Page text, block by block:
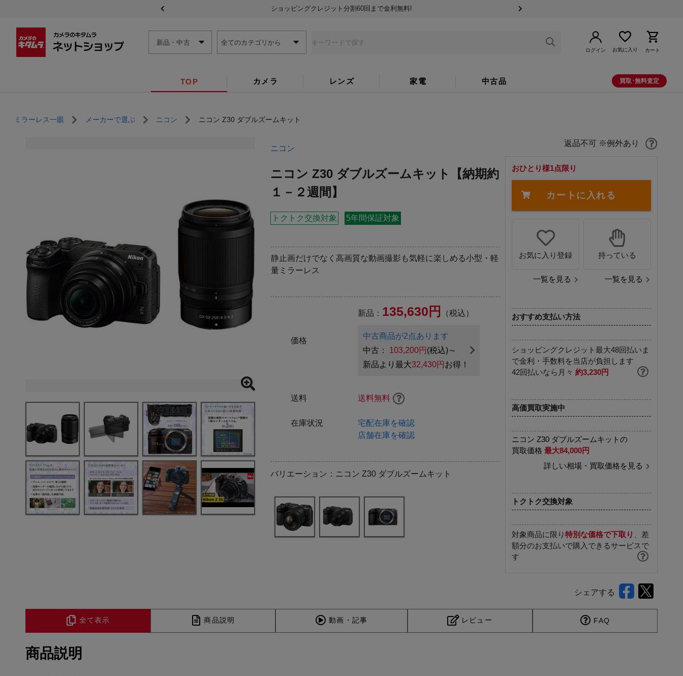
ショッピングクレジット分割60回まで金利無料!
新品・中古 全てのカテゴリから
ログイン お気に入り カート
TOP カメラ レンズ 家電 中古品 買取･無料査定
ミラーレス一眼 メーカーで選ぶ ニコン ニコン Z30 ダブルズームキット
ニコン
ニコン Z30 ダブルズームキット
【納期約
１－２週間】
トクトク交換対象 5年間保証対象
静止画だけでなく高画質な動画撮影も気軽に楽しめる小型・軽
量ミラーレス
価格
新品： 135,630円 （税込）
中古商品が2点あります
中古： 103,200円 (税込)～
新品より最大32,430円 お得！
送料 送料無料
在庫状況
宅配在庫を確認
店舗在庫を確認
バリエーション：ニコン Z30 ダブルズームキット
返品不可 ※例外あり
おひとり様1点限り
カートに入れる
お気に入り登録
一覧を見る
持っている
一覧を見る
おすすめ支払い方法
ショッピングクレジット最大48回払いま
で金利・手数料を当店が負担します
42回払いなら月々 約3,230円
高価買取実施中
ニコン Z30 ダブルズームキットの
買取価格 最大84,000円
詳しい相場・買取価格を見る
トクトク交換対象
対象商品に限り 特別な価格で下取り
、差
額分のお支払いで購入できるサービスで
す
シェアする
全て表示 商品説明 動画・記事 レビュー FAQ
商品説明